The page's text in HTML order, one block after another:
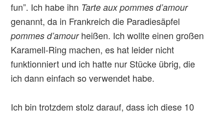
fun”. Ich habe ihn Tarte aux pommes d’amour
genannt, da in Frankreich die Paradiesäpfel
pommes d’amour heißen. Ich wollte einen großen
Karamell-Ring machen, es hat leider nicht
funktionniert und ich hatte nur Stücke übrig, die
ich dann einfach so verwendet habe.
Ich bin trotzdem stolz darauf, dass ich diese 10